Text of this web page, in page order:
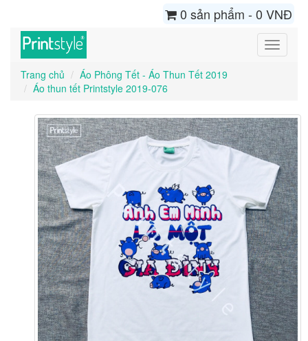
0 sản phẩm - 0 VNĐ
Toggle
Trang chủ
Áo Phông Tết - Áo Thun Tết 2019
Áo thun tết Printstyle 2019-076